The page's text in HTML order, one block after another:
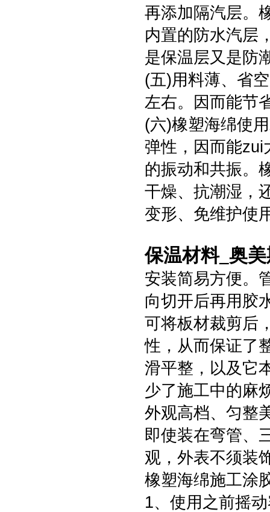
再添加隔汽层。
内置的防水汽层
是保温层又是防
(五)用料薄、省
左右。因而能节
(六)橡塑海绵使
弹性，因而能zui
的振动和共振。
干燥、抗潮湿，
变形、免维护使
保温材料_奥
安装简易方便。
向切开后再用胶
可将板材裁剪后
性，从而保证了
滑平整，以及它
少了施工中的麻
外观高档、匀整
即使装在弯管、
观，外表不须装
橡塑海绵施工涂
1、使用之前摇